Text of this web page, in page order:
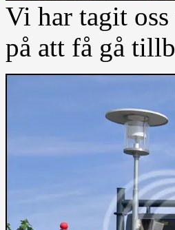
Vi har tagit
på att få gå